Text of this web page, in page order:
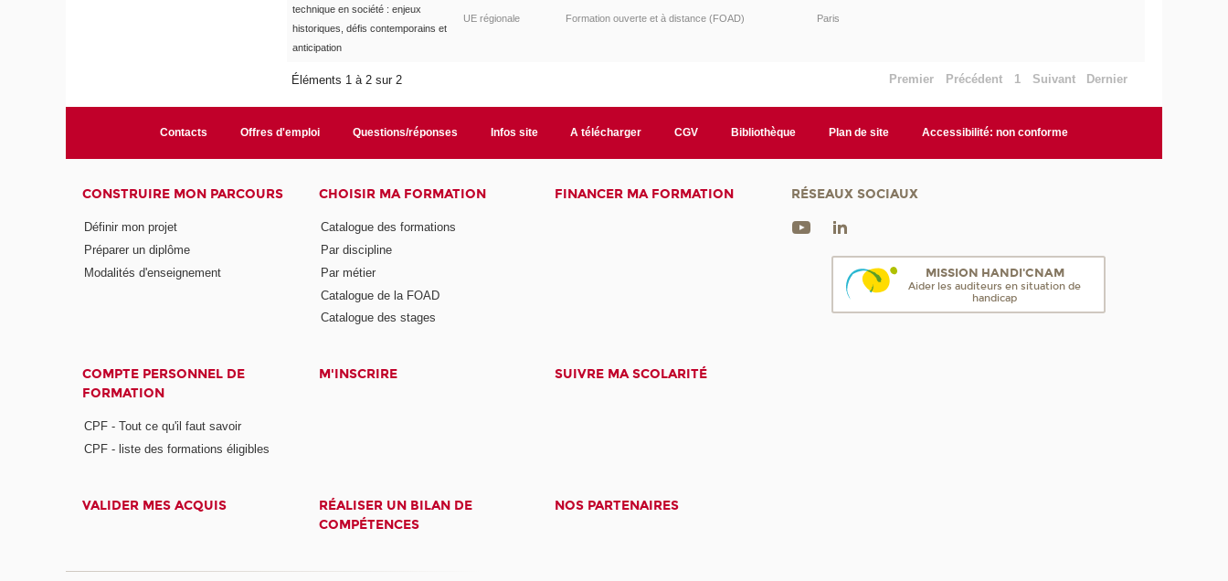
technique en société : enjeux
historiques, défis contemporains et
anticipation
UE régionale Formation ouverte et à distance (FOAD) Paris
Éléments 1 à 2 sur 2 Premier Précédent 1 Suivant Dernier
Contacts Offres d'emploi Questions/réponses Infos site A télécharger CGV Bibliothèque Plan de site Accessibilité: non conforme
CONSTRUIRE MON PARCOURS
Définir mon projet
Préparer un diplôme
Modalités d'enseignement
CHOISIR MA FORMATION
Catalogue des formations
Par discipline
Par métier
Catalogue de la FOAD
Catalogue des stages
FINANCER MA FORMATION
COMPTE PERSONNEL DE
FORMATION
CPF - Tout ce qu'il faut savoir
CPF - liste des formations éligibles
M'INSCRIRE SUIVRE MA SCOLARITÉ
VALIDER MES ACQUIS
RÉALISER UN BILAN DE
COMPÉTENCES
NOS PARTENAIRES
RÉSEAUX SOCIAUX
MISSION HANDI'CNAM
Aider les auditeurs en situation de
handicap